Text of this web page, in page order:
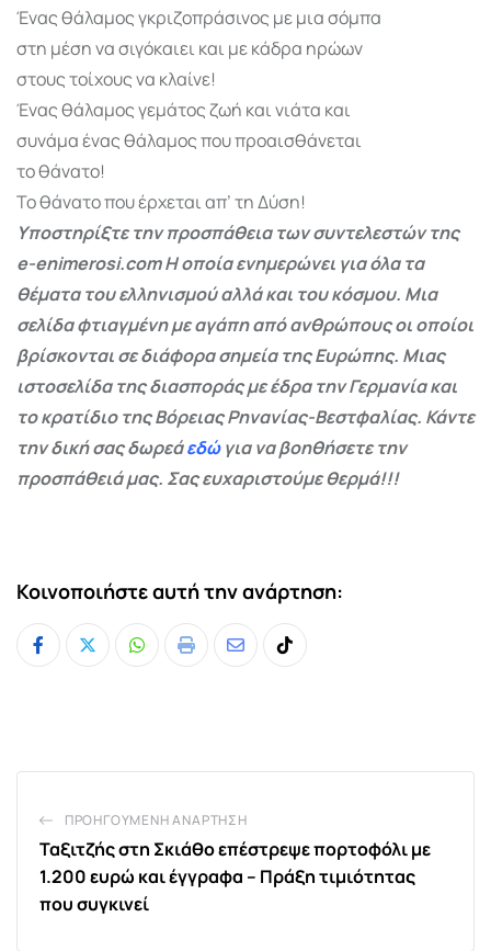
Ένας θάλαμος γκριζοπράσινος με μια σόμπα
στη μέση να σιγόκαιει και με κάδρα ηρώων
στους τοίχους να κλαίνε!
Ένας θάλαμος γεμάτος ζωή και νιάτα και
συνάμα ένας θάλαμος που προαισθάνεται
το θάνατο!
Το θάνατο που έρχεται απ’ τη Δύση!
Υποστηρίξτε την προσπάθεια των συντελεστών της
e-enimerosi.com Η οποία ενημερώνει για όλα τα
θέματα του ελληνισμού αλλά και του κόσμου. Μια
σελίδα φτιαγμένη με αγάπη από ανθρώπους οι οποίοι
βρίσκονται σε διάφορα σημεία της Ευρώπης. Μιας
ιστοσελίδα της διασποράς με έδρα την Γερμανία και
το κρατίδιο της Βόρειας Ρηνανίας-Βεστφαλίας. Κάντε
την δική σας δωρεάεδώγια να βοηθήσετε την
προσπάθειά μας. Σας ευχαριστούμε θερμά!!!
Κοινοποιήστε αυτή την ανάρτηση:
Whatsapp
Print
ShareTiktok
ΠΡΟΗΓΟΎΜΕΝΗ ΑΝΆΡΤΗΣΗ
Ταξιτζής στη Σκιάθο επέστρεψε πορτοφόλι με
1.200 ευρώ και έγγραφα – Πράξη τιμιότητας
που συγκινεί